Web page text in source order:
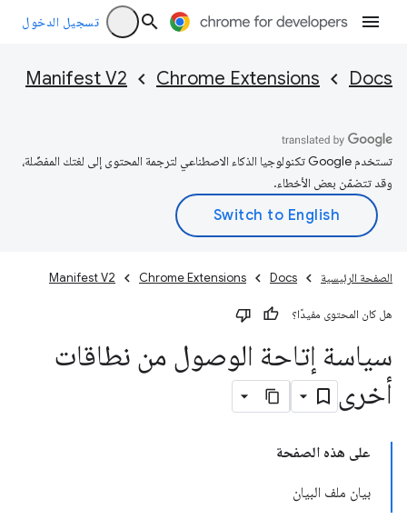
تسجيل الدخول
Docs
Chrome Extensions
Manifest V2
تستخدم Google تكنولوجيا الذكاء الاصطناعي لترجمة المحتوى إلى لغتك المفضّلة،
وقد تتضمّن بعض الأخطاء.
الصفحة الرئيسية Docs
Chrome Extensions
Manifest V2
هل كان المحتوى مفيدًا؟
سياسة إتاحة الوصول من نطاقات
أخرى
على هذه الصفحة
بيان ملف البيان